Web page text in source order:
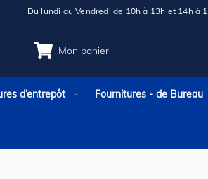
Du lundi au Vendredi de 10h à 13h et 14h à
Mon panier
d’entrepôt Fournitures - de Bureau